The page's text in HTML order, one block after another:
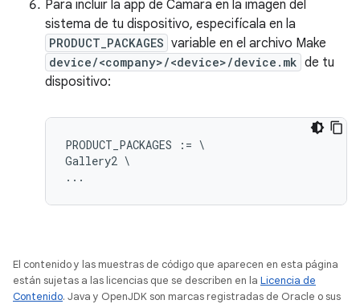
Para incluir la app de Cámara en la imagen del
sistema de tu dispositivo, especifícala en la
PRODUCT_PACKAGES variable en el archivo Make
device/<company>/<device>/device.mk de tu
dispositivo:
PRODUCT_PACKAGES := \
Gallery2 \
El contenido y las muestras de código que aparecen en esta página
están sujetas a las licencias que se describen en la Licencia de
Contenido. Java y OpenJDK son marcas registradas de Oracle o sus